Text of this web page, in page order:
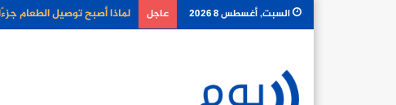
السبت, أغسطس 8 2026 عاجل كيف تغير أدوات الذكاء